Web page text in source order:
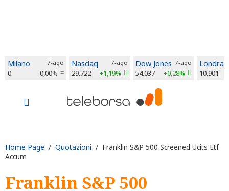
Milano 7-ago
0 0,00%
Nasdaq 7-ago
29.722 +1,19%
Dow Jones 7-ago
54.037 +0,28%
Londra
10.901
Home Page / Quotazioni / Franklin S&P 500 Screened Ucits Etf
Accum
Franklin S&P 500